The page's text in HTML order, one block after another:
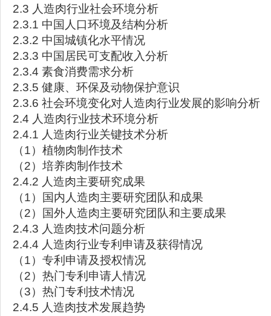
2.3 人造肉行业社会环境分析
2.3.1 中国人口环境及结构分析
2.3.2 中国城镇化水平情况
2.3.3 中国居民可支配收入分析
2.3.4 素食消费需求分析
2.3.5 健康、环保及动物保护意识
2.3.6 社会环境变化对人造肉行业发展的影响分析
2.4 人造肉行业技术环境分析
2.4.1 人造肉行业关键技术分析
（1）植物肉制作技术
（2）培养肉制作技术
2.4.2 人造肉主要研究成果
（1）国内人造肉主要研究团队和成果
（2）国外人造肉主要研究团队和主要成果
2.4.3 人造肉技术问题分析
2.4.4 人造肉行业专利申请及获得情况
（1）专利申请及授权情况
（2）热门专利申请人情况
（3）热门专利技术情况
2.4.5 人造肉技术发展趋势